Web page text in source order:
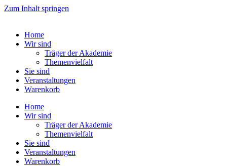
Zum Inhalt springen
Home
Wir sind
Träger der Akademie
Themenvielfalt
Sie sind
Veranstaltungen
Warenkorb
Home
Wir sind
Träger der Akademie
Themenvielfalt
Sie sind
Veranstaltungen
Warenkorb